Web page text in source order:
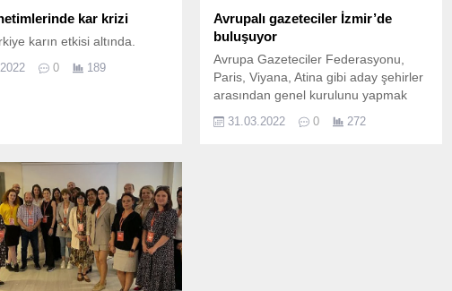
kar krizi
karın etkisi altında.
0 189
Avrupalı gazeteciler İzmir’de
buluşuyor
Avrupa Gazeteciler Federasyonu,
Paris, Viyana, Atina gibi aday şehirler
arasından genel kurulunu yapmak
31.03.2022 0 272